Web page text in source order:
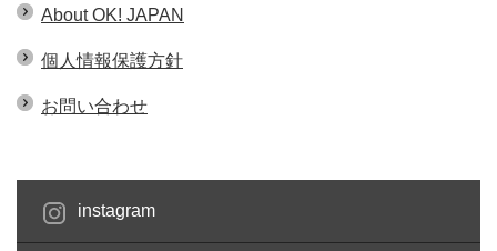
About OK! JAPAN
個人情報保護方針
お問い合わせ
instagram